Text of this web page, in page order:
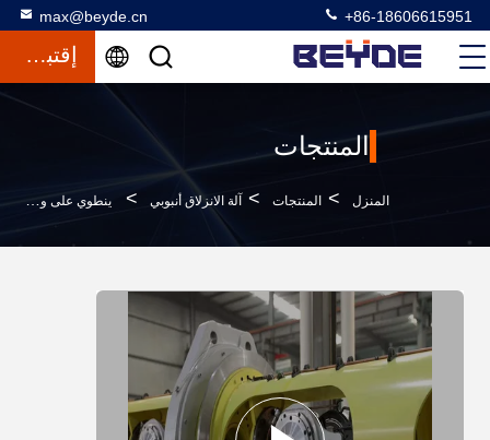
max@beyde.cn +86-18606615951
إقتباس
المنتجات
المنزل > المنتجات > آلة الانزلاق أنبوبي > ينطوي على وضع عدد من الأسلاك أنبوبي سترندر بطريقة معينة محددة سلفا